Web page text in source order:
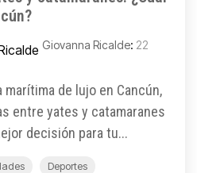
Giovanna Ricalde: 22
de lujo en Cancún,
entre yates y catamaranes
decisión para tu...
Deportes